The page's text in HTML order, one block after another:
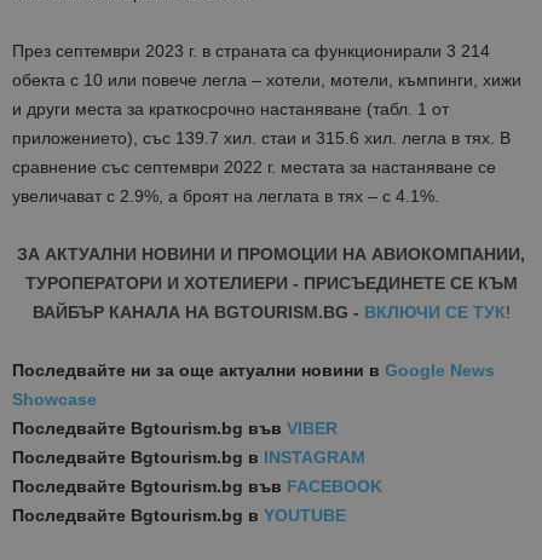
През септември 2023 г. в страната са функционирали 3 214
обекта с 10 или повече легла – хотели, мотели, къмпинги, хижи
и други места за краткосрочно настаняване (табл. 1 от
приложението), със 139.7 хил. стаи и 315.6 хил. легла в тях. В
сравнение със септември 2022 г. местата за настаняване се
увеличават с 2.9%, а броят на леглата в тях – с 4.1%.
ЗА АКТУАЛНИ НОВИНИ И ПРОМОЦИИ НА АВИОКОМПАНИИ,
ТУРОПЕРАТОРИ И ХОТЕЛИЕРИ - ПРИСЪЕДИНЕТЕ СЕ КЪМ
ВАЙБЪР КАНАЛА НА BGTOURISM.BG - ВКЛЮЧИ СЕ ТУК!
Последвайте ни за още актуални новини в Google News
Showcase
Последвайте Bgtourism.bg във VIBER
Последвайте Bgtourism.bg в INSTAGRAM
Последвайте Bgtourism.bg във FACEBOOK
Последвайте Bgtourism.bg в YOUTUBE